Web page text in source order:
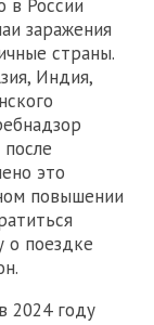
в России
заражения
страны.
Индия,
это
повышении
о поездке
2024 году